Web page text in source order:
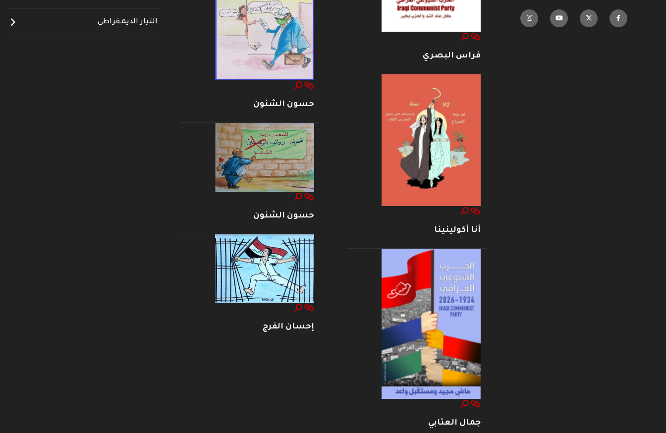
فراس البصري
أنا أكولينينا
جمال العتابي
حسون الشنون
حسون الشنون
إحسان الفرج
التيار الديمقراطي